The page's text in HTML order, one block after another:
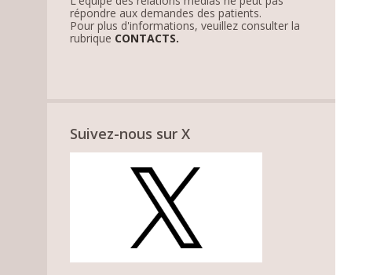
répondre aux demandes des patients.
Pour plus d'informations, veuillez consulter la
rubrique CONTACTS.
Suivez-nous sur X